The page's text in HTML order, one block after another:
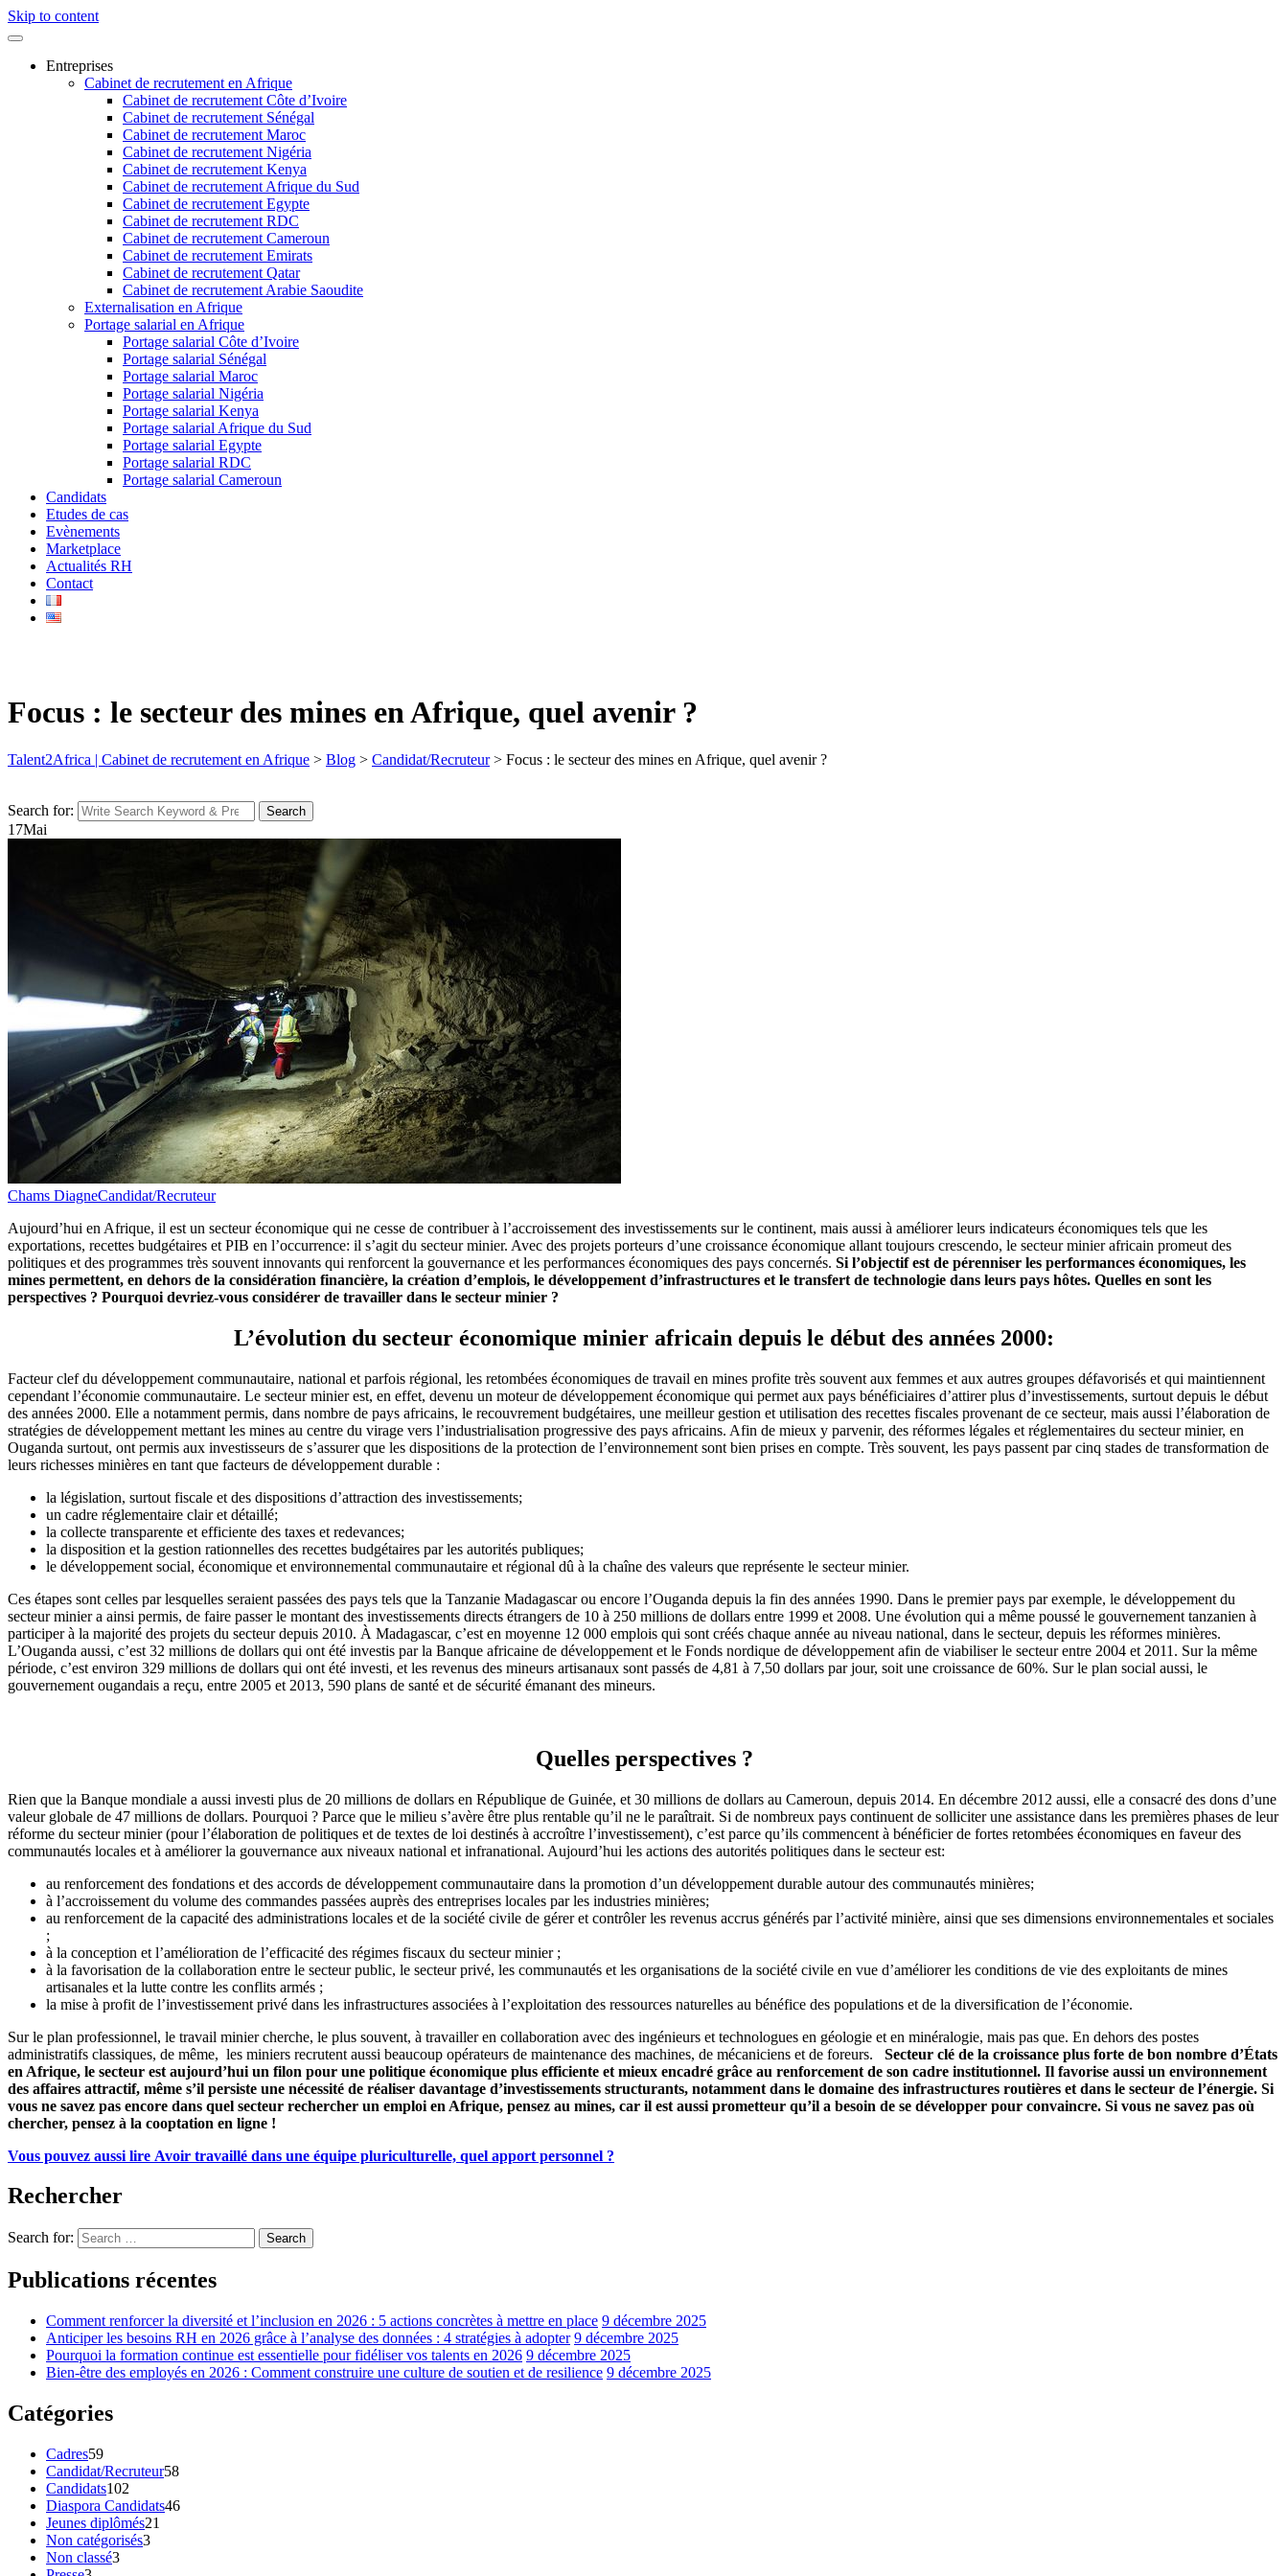
Skip to content
Entreprises
Cabinet de recrutement en Afrique
Cabinet de recrutement Côte d’Ivoire
Cabinet de recrutement Sénégal
Cabinet de recrutement Maroc
Cabinet de recrutement Nigéria
Cabinet de recrutement Kenya
Cabinet de recrutement Afrique du Sud
Cabinet de recrutement Egypte
Cabinet de recrutement RDC
Cabinet de recrutement Cameroun
Cabinet de recrutement Emirats
Cabinet de recrutement Qatar
Cabinet de recrutement Arabie Saoudite
Externalisation en Afrique
Portage salarial en Afrique
Portage salarial Côte d’Ivoire
Portage salarial Sénégal
Portage salarial Maroc
Portage salarial Nigéria
Portage salarial Kenya
Portage salarial Afrique du Sud
Portage salarial Egypte
Portage salarial RDC
Portage salarial Cameroun
Candidats
Etudes de cas
Evènements
Marketplace
Actualités RH
Contact
Focus : le secteur des mines en Afrique, quel avenir ?
Talent2Africa | Cabinet de recrutement en Afrique > Blog > Candidat/Recruteur> Focus : le secteur des mines en Afrique, quel avenir ?
Search for: Search
17Mai
Chams DiagneCandidat/Recruteur
Aujourd’hui en Afrique, il est un secteur économique qui ne cesse de contribuer à l’accroissement des investissements sur le continent, mais aussi à améliorer leurs indicateurs économiques tels que les
exportations, recettes budgétaires et PIB en l’occurrence: il s’agit du secteur minier. Avec des projets porteurs d’une croissance économique allant toujours crescendo, le secteur minier africain promeut des
politiques et des programmes très souvent innovants qui renforcent la gouvernance et les performances économiques des pays concernés. Si l’objectif est de pérenniser les performances économiques, les
mines permettent, en dehors de la considération financière, la création d’emplois, le développement d’infrastructures et le transfert de technologie dans leurs pays hôtes. Quelles en sont les
perspectives ? Pourquoi devriez-vous considérer de travailler dans le secteur minier ?
L’évolution du secteur économique minier africain depuis le début des années 2000:
Facteur clef du développement communautaire, national et parfois régional, les retombées économiques de travail en mines profite très souvent aux femmes et aux autres groupes défavorisés et qui maintiennent
cependant l’économie communautaire. Le secteur minier est, en effet, devenu un moteur de développement économique qui permet aux pays bénéficiaires d’attirer plus d’investissements, surtout depuis le début
des années 2000. Elle a notamment permis, dans nombre de pays africains, le recouvrement budgétaires, une meilleur gestion et utilisation des recettes fiscales provenant de ce secteur, mais aussi l’élaboration de
stratégies de développement mettant les mines au centre du virage vers l’industrialisation progressive des pays africains. Afin de mieux y parvenir, des réformes légales et réglementaires du secteur minier, en
Ouganda surtout, ont permis aux investisseurs de s’assurer que les dispositions de la protection de l’environnement sont bien prises en compte. Très souvent, les pays passent par cinq stades de transformation de
leurs richesses minières en tant que facteurs de développement durable :
la législation, surtout fiscale et des dispositions d’attraction des investissements;
un cadre réglementaire clair et détaillé;
la collecte transparente et efficiente des taxes et redevances;
la disposition et la gestion rationnelles des recettes budgétaires par les autorités publiques;
le développement social, économique et environnemental communautaire et régional dû à la chaîne des valeurs que représente le secteur minier.
Ces étapes sont celles par lesquelles seraient passées des pays tels que la Tanzanie Madagascar ou encore l’Ouganda depuis la fin des années 1990. Dans le premier pays par exemple, le développement du
secteur minier a ainsi permis, de faire passer le montant des investissements directs étrangers de 10 à 250 millions de dollars entre 1999 et 2008. Une évolution qui a même poussé le gouvernement tanzanien à
participer à la majorité des projets du secteur depuis 2010. À Madagascar, c’est en moyenne 12 000 emplois qui sont créés chaque année au niveau national, dans le secteur, depuis les réformes minières.
L’Ouganda aussi, c’est 32 millions de dollars qui ont été investis par la Banque africaine de développement et le Fonds nordique de développement afin de viabiliser le secteur entre 2004 et 2011. Sur la même
période, c’est environ 329 millions de dollars qui ont été investi, et les revenus des mineurs artisanaux sont passés de 4,81 à 7,50 dollars par jour, soit une croissance de 60%. Sur le plan social aussi, le
gouvernement ougandais a reçu, entre 2005 et 2013, 590 plans de santé et de sécurité émanant des mineurs.
Quelles perspectives ?
Rien que la Banque mondiale a aussi investi plus de 20 millions de dollars en République de Guinée, et 30 millions de dollars au Cameroun, depuis 2014. En décembre 2012 aussi, elle a consacré des dons d’une
valeur globale de 47 millions de dollars. Pourquoi ? Parce que le milieu s’avère être plus rentable qu’il ne le paraîtrait. Si de nombreux pays continuent de solliciter une assistance dans les premières phases de leur
réforme du secteur minier (pour l’élaboration de politiques et de textes de loi destinés à accroître l’investissement), c’est parce qu’ils commencent à bénéficier de fortes retombées économiques en faveur des
communautés locales et à améliorer la gouvernance aux niveaux national et infranational. Aujourd’hui les actions des autorités politiques dans le secteur est:
au renforcement des fondations et des accords de développement communautaire dans la promotion d’un développement durable autour des communautés minières;
à l’accroissement du volume des commandes passées auprès des entreprises locales par les industries minières;
au renforcement de la capacité des administrations locales et de la société civile de gérer et contrôler les revenus accrus générés par l’activité minière, ainsi que ses dimensions environnementales et sociales
;
à la conception et l’amélioration de l’efficacité des régimes fiscaux du secteur minier ;
à la favorisation de la collaboration entre le secteur public, le secteur privé, les communautés et les organisations de la société civile en vue d’améliorer les conditions de vie des exploitants de mines
artisanales et la lutte contre les conflits armés ;
la mise à profit de l’investissement privé dans les infrastructures associées à l’exploitation des ressources naturelles au bénéfice des populations et de la diversification de l’économie.
Sur le plan professionnel, le travail minier cherche, le plus souvent, à travailler en collaboration avec des ingénieurs et technologues en géologie et en minéralogie, mais pas que. En dehors des postes
administratifs classiques, de même, les miniers recrutent aussi beaucoup opérateurs de maintenance des machines, de mécaniciens et de foreurs.
Secteur clé de la croissance plus forte de bon nombre d’États
en Afrique, le secteur est aujourd’hui un filon pour une politique économique plus efficiente et mieux encadré grâce au renforcement de son cadre institutionnel. Il favorise aussi un environnement
des affaires attractif, même s’il persiste une nécessité de réaliser davantage d’investissements structurants, notamment dans le domaine des infrastructures routières et dans le secteur de l’énergie. Si
vous ne savez pas encore dans quel secteur rechercher un emploi en Afrique, pensez au mines, car il est aussi prometteur qu’il a besoin de se développer pour convaincre. Si vous ne savez pas où
chercher, pensez à la cooptation en ligne !
Vous pouvez aussi lire Avoir travaillé dans une équipe pluriculturelle, quel apport personnel ?
Rechercher
Search for: Search
Publications récentes
Comment renforcer la diversité et l’inclusion en 2026 : 5 actions concrètes à mettre en place 9 décembre 2025
Anticiper les besoins RH en 2026 grâce à l’analyse des données : 4 stratégies à adopter 9 décembre 2025
Pourquoi la formation continue est essentielle pour fidéliser vos talents en 2026 9 décembre 2025
Bien-être des employés en 2026 : Comment construire une culture de soutien et de resilience 9 décembre 2025
Catégories
Cadres59
Candidat/Recruteur58
Candidats102
Diaspora Candidats46
Jeunes diplômés21
Non catégorisés3
Non classé3